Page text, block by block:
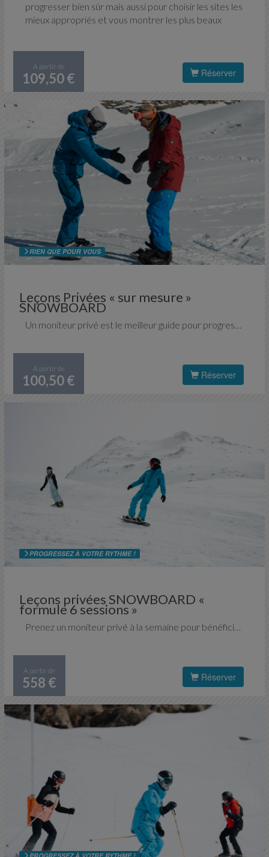
progresser bien sûr mais aussi pour choisir les sites les
mieux appropriés et vous montrer les plus beaux
A partir de
109,50 € Réserver
RIEN QUE POUR VOUS
Leçons Privées « sur mesure »
SNOWBOARD
Un moniteur privé est le meilleur guide pour progresser bien sûr mais aussi pour choisir les sites les mieux appropriés et vous montrer les plus beaux endroits. Il vous garantit un enseignement personnalisé et un service sur mesure adapté à toutes vos envies.
A partir de
100,50 € Réserver
PROGRESSEZ À VOTRE RYTHME !
Leçons privées SNOWBOARD «
formule 6 sessions »
Prenez un moniteur privé à la semaine pour bénéficier d'un accompagnement spécifique et individualisé. Vous progresserez rapidement et pourrez découvrir le domaine skiable de Val Thorens et des 3 Vallées, à votre guise, en fonction de votre niveau.
A partir de
558 € Réserver